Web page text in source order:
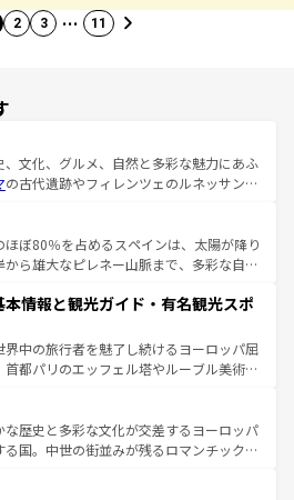
2 3 … 11
、文化、グルメ、自然と多彩な魅力にあふ
の古代遺跡やフィレンツェのルネッサンス
の美しい田園風景やアマルフィ海岸の絶
観も見逃せない。観光の合間には、本場の
、絶品のイタリア料理を堪能することも
リアで、忘れられない旅をしてみよう！
リア情報は
ほぼ80％を占めるスペインは、太陽が降り
ら雄大なピレネー山脈まで、多彩な自然
国では、情熱的なフラメンコ、熱気あふ
美味しいタパスが生活の一部となってい
ードの洗練された雰囲気や、バルセロナの
角から、地方では古代ローマ遺跡や中世
って風土や気候が異なるスペインはその個
性で訪れる人を魅了する。 なお、新着のスペイン情報は コ
参照してほしい。
本情報と観光ガイド・有名観光スポ
界中の旅行者を魅了し続けるヨーロッパ屈
都パリのエッフェル塔やルーブル美術館
が詰まっている。華麗な宮殿、歴史的な大
ーチ、そして豊かな自然が、訪れる者を心
また、フランスは美食の国としても知ら
の発祥地であるランス、プロヴァンスの
な歴史と多彩な文化が交差するヨーロッパ
る国。中世の街並みが残るロマンチック街
、どこを歩いても飽きることがない。ベ